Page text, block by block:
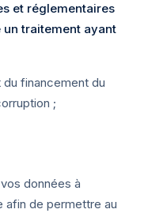
et réglementaires
traitement ayant
financement du
;
données à
afin de permettre au